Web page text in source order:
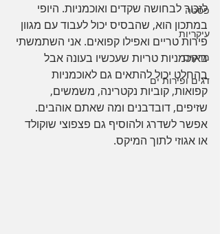
פסטה
עיקריות
מרקים
דגים ופירות ים
לזכור לבחושה שקדים ואוכמניות. היופי
במתכון הוא, שהבסיס יכול לעבוד עם מגוון
פירות טריים ואפילו קפואים. אני השתמשתי
באוכמניות טריות שעכשיו בעונה אבל
בהחלט יכול להתאים גם לאוכמניות
קפואות, קוביות נקטרינה, משמשים,
שזיפים, דובדבנים ומה שאתם אוהבים.
אפשר לשדרג ולהוסיף גם פצפוצי שוקולד
או אגוזי לתוך המיקס.